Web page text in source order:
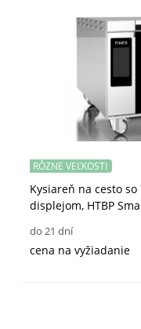
Kysiareň na cesto
displejom, HTBP
RÔZNE VEĽKOSTI
do 21 dní
cena na vyžiadanie